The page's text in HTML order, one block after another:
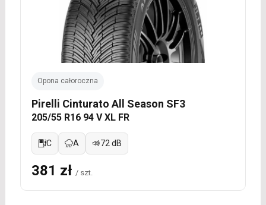
Opona całoroczna
Pirelli Cinturato All Season SF3
205/55 R16 94 V XL FR
C A 72 dB
381 zł / szt.